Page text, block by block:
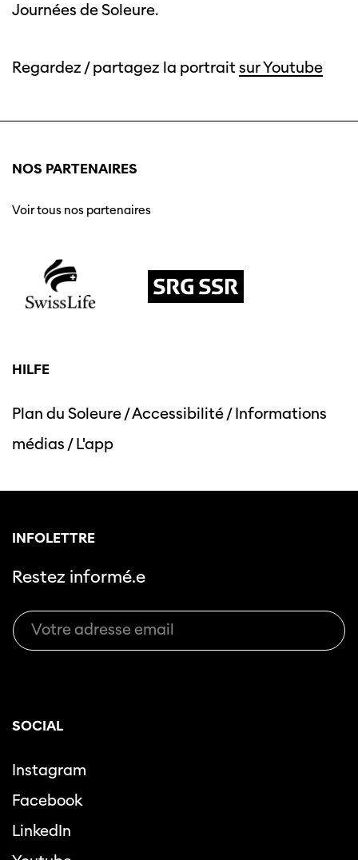
Journées de Soleure.
Regardez / partagez la portraitsur Youtube
NOS PARTENAIRES
Voir tous nos partenaires
HILFE
Plan du Soleure/Accessibilité/Informations
médias /L'app
INFOLETTRE
Restez informé.e
SOCIAL
Instagram
Facebook
LinkedIn